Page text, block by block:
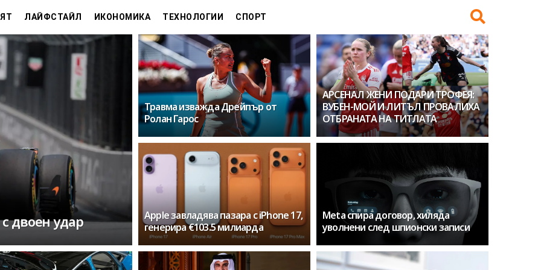
ЛАЙФСТАЙЛ ИКОНОМИКА ТЕХНОЛОГИИ СПОРТ
двоен удар
Травма изважда Дрейпър от
Ролан Гарос
АРСЕНАЛ ЖЕНИ ПОДАРИ ТРОФЕЯ:
ВУБЕН-МОЙ И ЛИТЪЛ ПРОВАЛИХА
ОТБРАНАТА НА ТИТЛАТА
Apple завладява пазара с iPhone 17,
генерира €103.5 милиарда
Meta спира договор, хиляда
уволнени след шпионски записи